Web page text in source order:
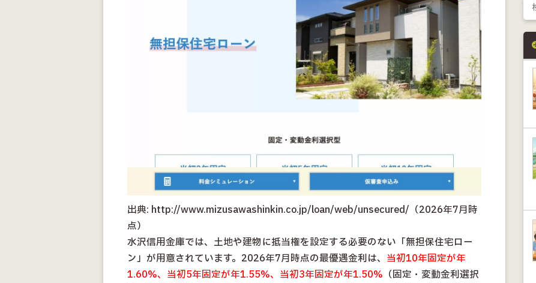
出典: http://www.mizusawashinkin.co.jp/loan/web/unsecured/（2026年7月時
点）
水沢信用金庫では、土地や建物に抵当権を設定する必要のない「無担保住宅ロー
ン」が用意されています。2026年7月時点の最優遇金利は、 当初10年固定が年
1.60%、当初5年固定が年1.55%、当初3年固定が年1.50% （固定・変動金利選択